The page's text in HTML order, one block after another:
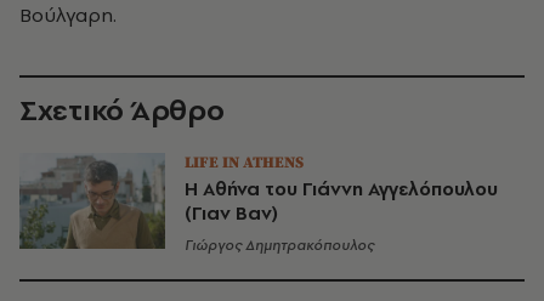
Βούλγαρη.
Σχετικό Άρθρο
LIFE IN ATHENS
Η Αθήνα του Γιάννη Αγγελόπουλου
(Γιαν Βαν)
Γιώργος Δημητρακόπουλος